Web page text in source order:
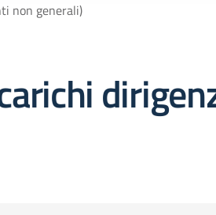
non generali)